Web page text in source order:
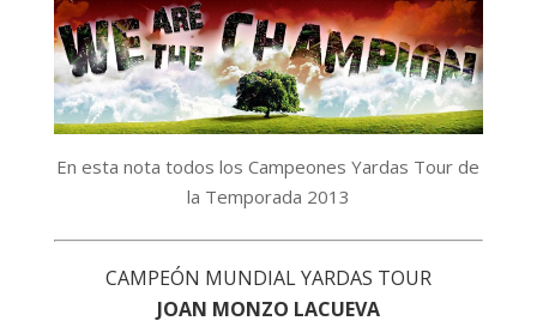
En esta nota todos los Campeones Yardas Tour de
la Temporada 2013
CAMPEÓN MUNDIAL YARDAS TOUR
JOAN MONZO LACUEVA